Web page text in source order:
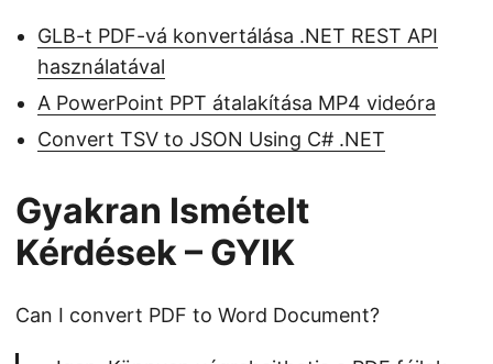
GLB-t PDF-vá konvertálása .NET REST API
használatával
A PowerPoint PPT átalakítása MP4 videóra
Convert TSV to JSON Using C# .NET
Gyakran Ismételt
Kérdések – GYIK
Can I convert PDF to Word Document?